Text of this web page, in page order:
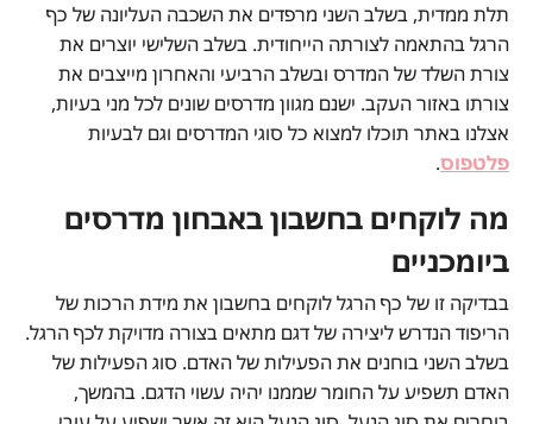
תלת ממדית, בשלב השני מרפדים את השכבה העליונה של כף
הרגל בהתאמה לצורתה הייחודית. בשלב השלישי יוצרים את
צורת השלד של המדרס ובשלב הרביעי והאחרון מייצבים את
צורתו באזור העקב. ישנם מגוון מדרסים שונים לכל מני בעיות,
אצלנו באתר תוכלו למצוא כל סוגי המדרסים וגם לבעיות
פלטפוס.
מה לוקחים בחשבון באבחון מדרסים
ביומכניים
בבדיקה זו של כף הרגל לוקחים בחשבון את מידת הרכות של
הריפוד הנדרש ליצירה של דגם מתאים בצורה מדויקת לכף הרגל.
בשלב השני בוחנים את הפעילות של האדם. סוג הפעילות של
האדם תשפיע על החומר שממנו יהיה עשוי הדגם. בהמשך,